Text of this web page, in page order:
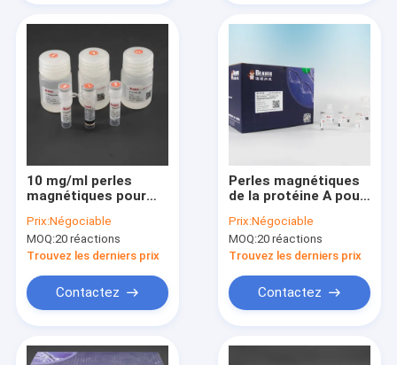
10 mg/ml perles
magnétiques pour
pour la capture de
cible
Prix:Négociable
MOQ:20 réactions
Trouvez les derniers prix
Contactez
Perles magnétiques
de la protéine A pour
par des
microsphères
superparamagnétiques
Prix:Négociable
MOQ:20 réactions
Trouvez les derniers prix
Contactez